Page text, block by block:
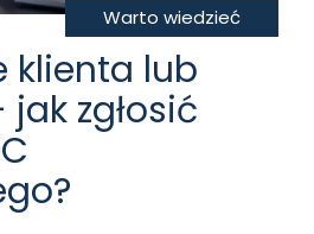
Warto wiedzieć
klienta lub
zgłosić